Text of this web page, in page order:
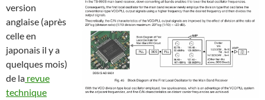
version
anglaise (après
celle en
japonais il y a
quelques mois)
de la revue
technique